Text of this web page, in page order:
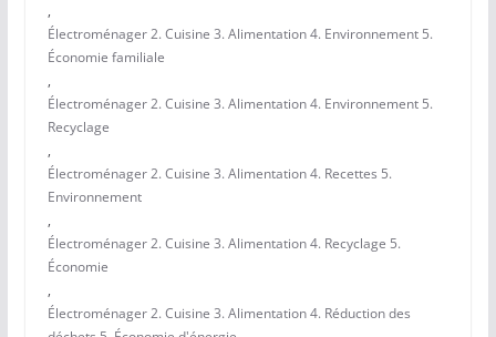
,
Électroménager 2. Cuisine 3. Alimentation 4. Environnement 5.
Économie familiale
,
Électroménager 2. Cuisine 3. Alimentation 4. Environnement 5.
Recyclage
,
Électroménager 2. Cuisine 3. Alimentation 4. Recettes 5.
Environnement
,
Électroménager 2. Cuisine 3. Alimentation 4. Recyclage 5.
Économie
,
Électroménager 2. Cuisine 3. Alimentation 4. Réduction des